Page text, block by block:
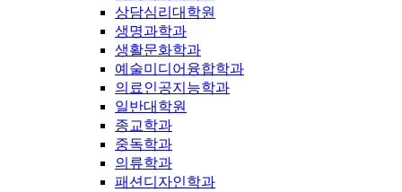
상담심리대학원
생명과학과
생활문화학과
예술미디어융합학과
의료인공지능학과
일반대학원
종교학과
중독학과
의류학과
패션디자인학과